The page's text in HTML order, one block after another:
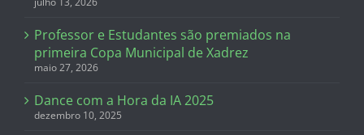
Professor e Estudantes são premiados na
primeira Copa Municipal de Xadrez
maio 27, 2026
Dance com a Hora da IA 2025
dezembro 10, 2025